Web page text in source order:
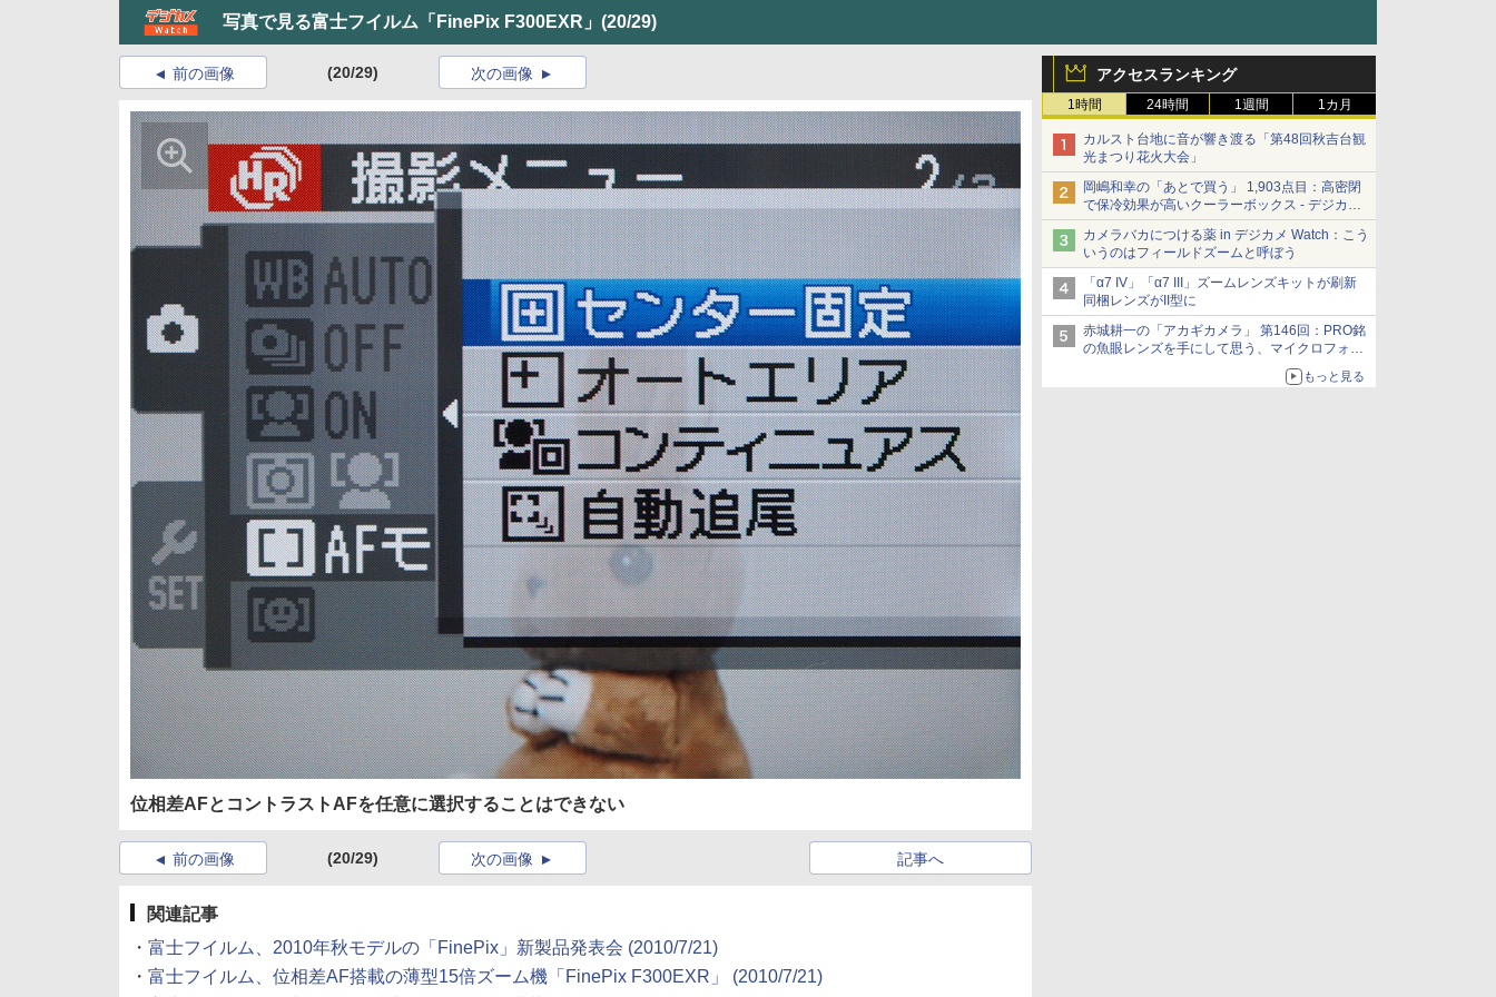
写真で見る富士フイルム「FinePix F300EXR」 (20/29)
アクセスランキング
1時間 24時間 1週間 1カ月
カルスト台地に音が響き渡る「第48回秋吉台観
光まつり花火大会」
岡嶋和幸の「あとで買う」 1,903点目：高密閉
で保冷効果が高いクーラーボックス - デジカメ
Watch
カメラバカにつける薬 in デジカメ Watch：こう
いうのはフィールドズームと呼ぼう
「α7 IV」「α7 III」ズームレンズキットが刷新
同梱レンズがII型に
赤城耕一の「アカギカメラ」 第146回：PRO銘
の魚眼レンズを手にして思う、マイクロフォー
もっと見る
前の画像 (20/29) 次の画像
位相差AFとコントラストAFを任意に選択することはできない
前の画像 (20/29) 記事へ
次の画像
関連記事
・ 富士フイルム、2010年秋モデルの「FinePix」新製品発表会 (2010/7/21)
・ 富士フイルム、位相差AF搭載の薄型15倍ズーム機「FinePix F300EXR」 (2010/7/21)